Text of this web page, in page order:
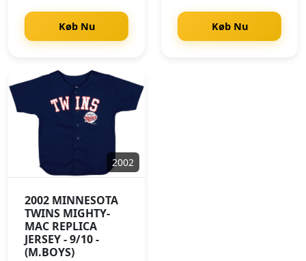
Køb Nu Køb Nu
2002
2002 MINNESOTA
TWINS MIGHTY-
MAC REPLICA
JERSEY - 9/10 -
(M.BOYS)